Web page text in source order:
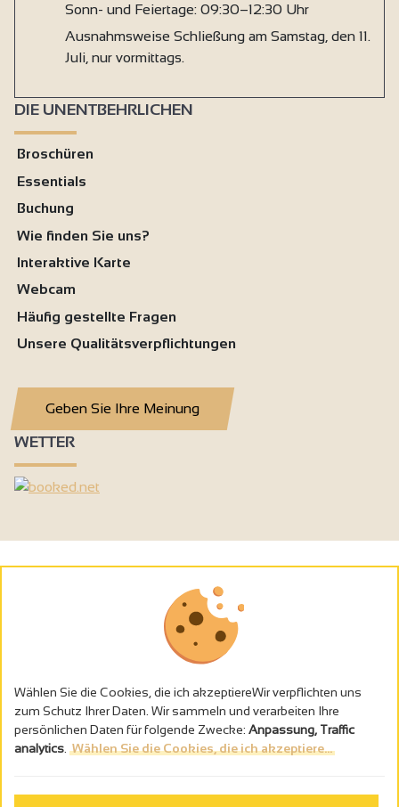
Sonn- und Feiertage: 09:30–12:30 Uhr
Ausnahmsweise Schließung am Samstag, den 11.
Juli, nur vormittags.
DIE UNENTBEHRLICHEN
Broschüren
Essentials
Buchung
Wie finden Sie uns?
Interaktive Karte
Webcam
Häufig gestellte Fragen
Unsere Qualitätsverpflichtungen
Geben Sie Ihre Meinung
WETTER
Alkoholmissbrauch ist gefährlich für die Gesundheit - trinken Sie in
Wählen Sie die Cookies, die ich akzeptiereWir verpflichten uns
zum Schutz Ihrer Daten. Wir sammeln und verarbeiten Ihre
persönlichen Daten für folgende Zwecke: Anpassung, Traffic
analytics Wählen Sie die Cookies, die ich akzeptiere...